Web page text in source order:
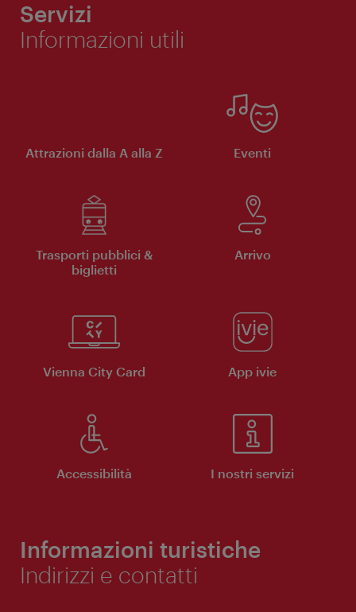
Servizi
Informazioni utili
Attrazioni dalla A alla Z Eventi
Trasporti pubblici &
biglietti
Arrivo
Vienna City Card App ivie
Accessibilità I nostri servizi
Informazioni turistiche
Indirizzi e contatti